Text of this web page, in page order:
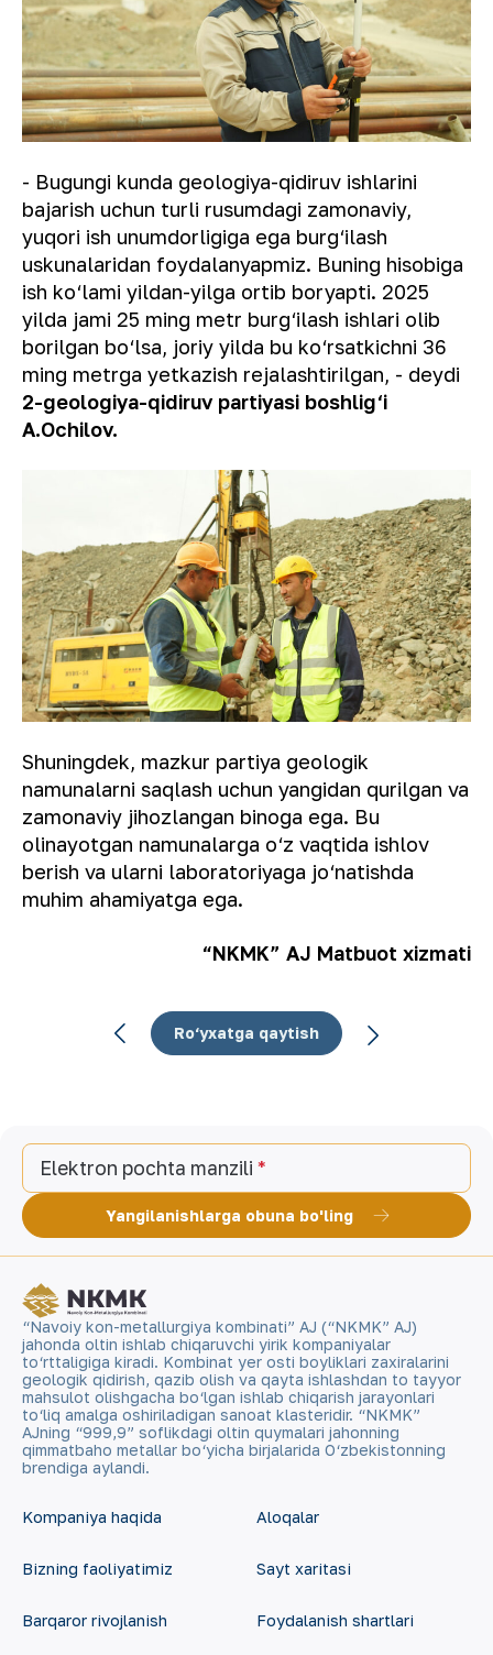
- Bugungi kunda geologiya-qidiruv ishlarini
bajarish uchun turli rusumdagi zamonaviy,
yuqori ish unumdorligiga ega burg‘ilash
uskunalaridan foydalanyapmiz. Buning hisobiga
ish ko‘lami yildan-yilga ortib boryapti. 2025
yilda jami 25 ming metr burg‘ilash ishlari olib
borilgan bo‘lsa, joriy yilda bu ko‘rsatkichni 36
ming metrga yetkazish rejalashtirilgan, - deydi
2-geologiya-qidiruv partiyasi boshlig‘i
A.Ochilov.
Shuningdek, mazkur partiya geologik
namunalarni saqlash uchun yangidan qurilgan va
zamonaviy jihozlangan binoga ega. Bu
olinayotgan namunalarga o‘z vaqtida ishlov
berish va ularni laboratoriyaga jo‘natishda
muhim ahamiyatga ega.
“NKMK” AJ Matbuot xizmati
Ro‘yxatga qaytish
Elektron pochta manzili
Yangilanishlarga obuna bo'ling
“Navoiy kon-metallurgiya kombinati” AJ (“NKMK” AJ)
jahonda oltin ishlab chiqaruvchi yirik kompaniyalar
to‘rttaligiga kiradi. Kombinat yer osti boyliklari zaxiralarini
geologik qidirish, qazib olish va qayta ishlashdan to tayyor
mahsulot olishgacha bo‘lgan ishlab chiqarish jarayonlari
to‘liq amalga oshiriladigan sanoat klasteridir. “NKMK”
AJning “999,9” soflikdagi oltin quymalari jahonning
qimmatbaho metallar bo‘yicha birjalarida O‘zbekistonning
brendiga aylandi.
Kompaniya haqida
Bizning faoliyatimiz
Barqaror rivojlanish
Aloqalar
Sayt xaritasi
Foydalanish shartlari